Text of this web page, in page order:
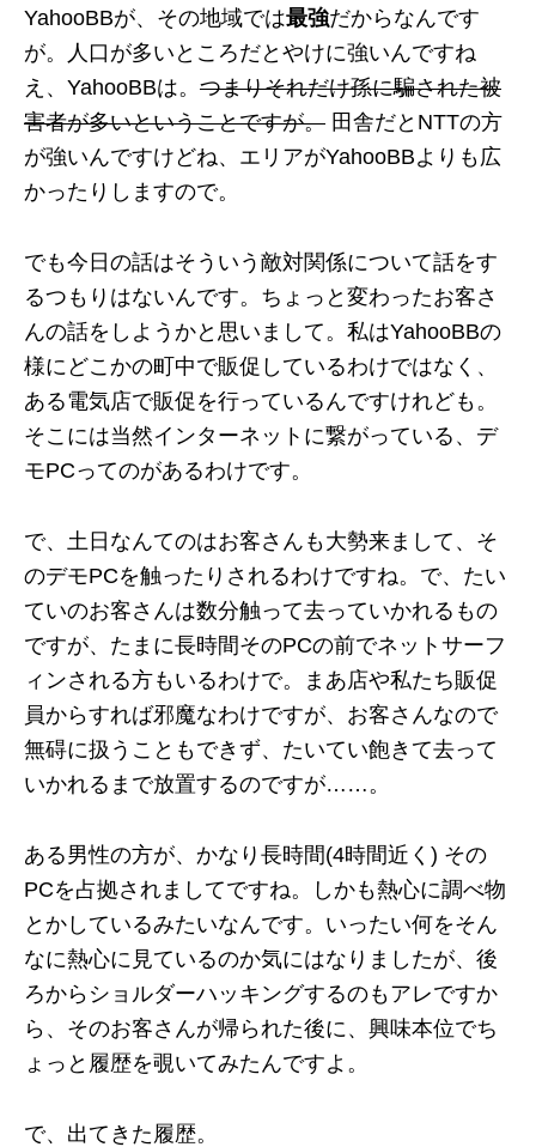
YahooBBが、その地域では最強だからなんです
が。人口が多いところだとやけに強いんですね
え、YahooBBは。 つまりそれだけ孫に騙された被
害者が多いということですが。 田舎だとNTTの方
が強いんですけどね、エリアがYahooBBよりも広
かったりしますので。
でも今日の話はそういう敵対関係について話をす
るつもりはないんです。ちょっと変わったお客さ
んの話をしようかと思いまして。私はYahooBBの
様にどこかの町中で販促しているわけではなく、
ある電気店で販促を行っているんですけれども。
そこには当然インターネットに繋がっている、デ
モPCってのがあるわけです。
で、土日なんてのはお客さんも大勢来まして、そ
のデモPCを触ったりされるわけですね。で、たい
ていのお客さんは数分触って去っていかれるもの
ですが、たまに長時間そのPCの前でネットサーフ
ィンされる方もいるわけで。まあ店や私たち販促
員からすれば邪魔なわけですが、お客さんなので
無碍に扱うこともできず、たいてい飽きて去って
いかれるまで放置するのですが……。
ある男性の方が、かなり長時間(4時間近く) その
PCを占拠されましてですね。しかも熱心に調べ物
とかしているみたいなんです。いったい何をそん
なに熱心に見ているのか気にはなりましたが、後
ろからショルダーハッキングするのもアレですか
ら、そのお客さんが帰られた後に、興味本位でち
ょっと履歴を覗いてみたんですよ。
で、出てきた履歴。